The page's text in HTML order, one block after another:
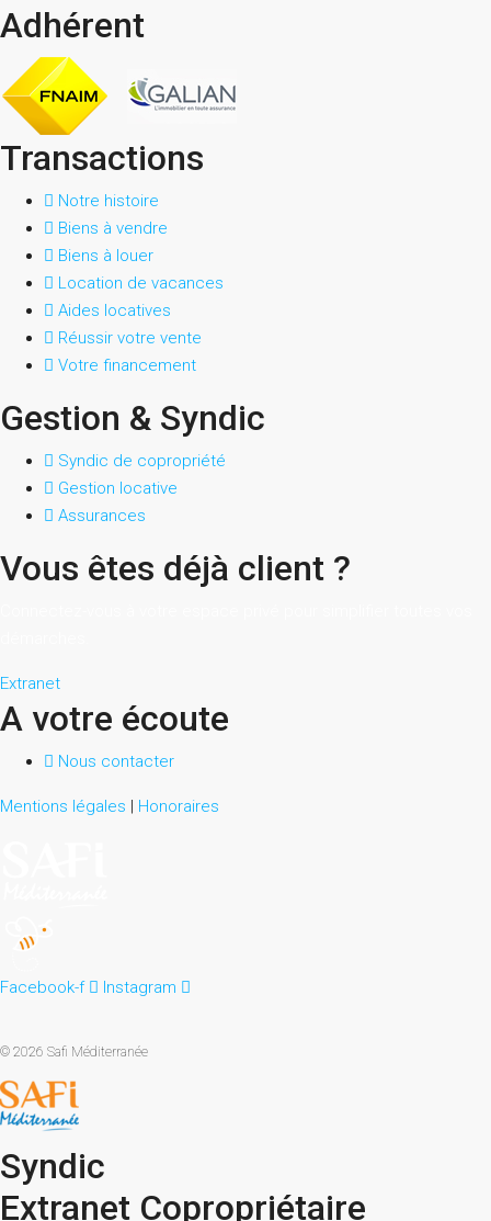
Adhérent
Transactions
Notre histoire
Biens à vendre
Biens à louer
Location de vacances
Aides locatives
Réussir votre vente
Votre financement
Gestion & Syndic
Syndic de copropriété
Gestion locative
Assurances
Vous êtes déjà client ?
Extranet
A votre écoute
Nous contacter
Mentions légales | Honoraires
Facebook-f Instagram
© 2026 Safi Méditerranée
Syndic
Extranet Copropriétaire